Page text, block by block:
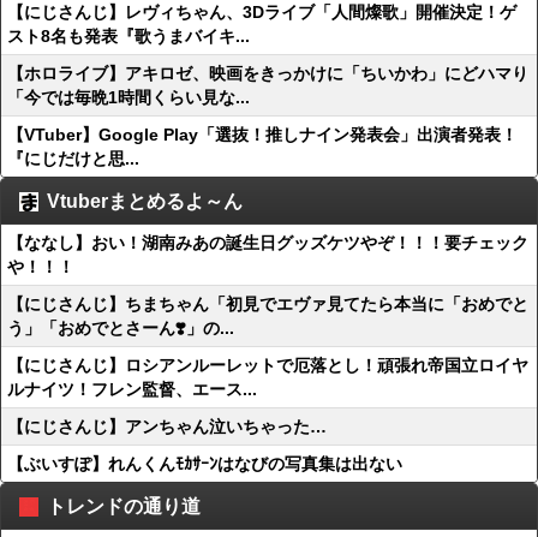
【にじさんじ】レヴィちゃん、3Dライブ「人間燦歌」開催決定！ゲ
スト8名も発表『歌うまバイキ...
【ホロライブ】アキロゼ、映画をきっかけに「ちいかわ」にどハマり
「今では毎晩1時間くらい見な...
【VTuber】Google Play「選抜！推しナイン発表会」出演者発表！
『にじだけと思...
Vtuberまとめるよ～ん
【ななし】おい！湖南みあの誕生日グッズケツやぞ！！！要チェック
や！！！
【にじさんじ】ちまちゃん「初見でエヴァ見てたら本当に「おめでと
う」「おめでとさーん❣️」の...
【にじさんじ】ロシアンルーレットで厄落とし！頑張れ帝国立ロイヤ
ルナイツ！フレン監督、エース...
【にじさんじ】アンちゃん泣いちゃった…
【ぶいすぽ】れんくんﾓｶｻｰﾝはなびの写真集は出ない
トレンドの通り道